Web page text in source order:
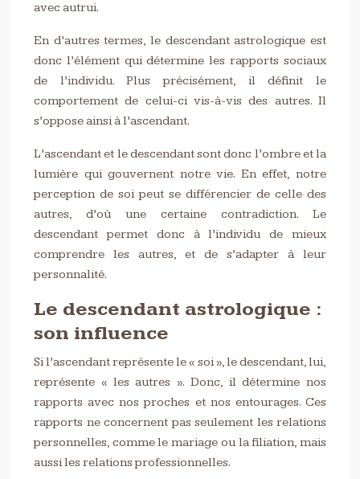
avec autrui.
En d’autres termes, le descendant astrologique est
donc l’élément qui détermine les rapports sociaux
de l’individu. Plus précisément, il définit le
comportement de celui-ci vis-à-vis des autres. Il
s’oppose ainsi à l’ascendant.
L’ascendant et le descendant sont donc l’ombre et la
lumière qui gouvernent notre vie. En effet, notre
perception de soi peut se différencier de celle des
autres, d’où une certaine contradiction. Le
descendant permet donc à l’individu de mieux
comprendre les autres, et de s’adapter à leur
personnalité.
Le descendant astrologique :
son influence
Si l’ascendant représente le « soi », le descendant, lui,
représente « les autres ». Donc, il détermine nos
rapports avec nos proches et nos entourages. Ces
rapports ne concernent pas seulement les relations
personnelles, comme le mariage ou la filiation, mais
aussi les relations professionnelles.